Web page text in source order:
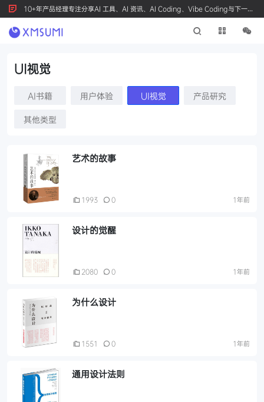
10+年产品经理专注分享AI 工具、AI 资讯、AI Coding、Vibe Coding与下一代
产品创新，按 Ctrl+D 收藏我们
UI视觉
AI书籍 用户体验 UI视觉 产品研究
其他类型
艺术的故事
1993 0 1年前
设计的觉醒
2080 0 1年前
为什么设计
1551 0 1年前
通用设计法则